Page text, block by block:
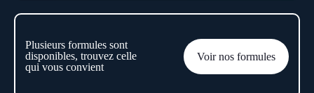
Plusieurs formules sont
disponibles, trouvez celle
qui vous convient
Voir nos formules